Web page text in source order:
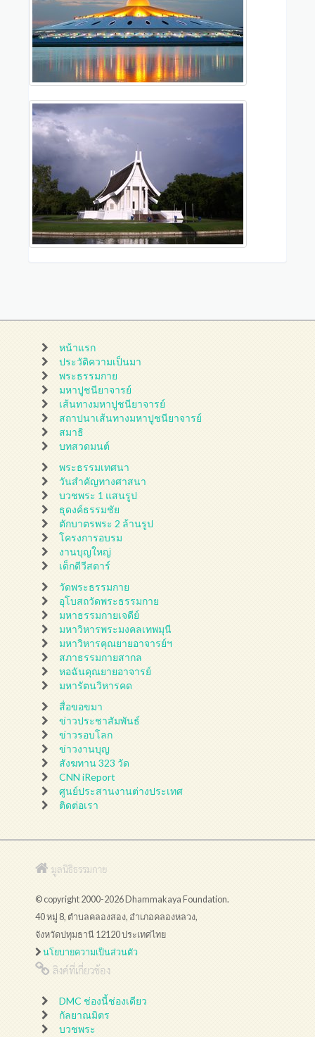
หน้าแรก
ประวัติความเป็นมา
พระธรรมกาย
มหาปูชนียาจารย์
เส้นทางมหาปูชนียาจารย์
สถาปนาเส้นทางมหาปูชนียาจารย์
สมาธิ
บทสวดมนต์
พระธรรมเทศนา
วันสำคัญทางศาสนา
บวชพระ 1 แสนรูป
ธุดงค์ธรรมชัย
ตักบาตรพระ 2 ล้านรูป
โครงการอบรม
งานบุญใหญ่
เด็กดีวีสตาร์
วัดพระธรรมกาย
อุโบสถวัดพระธรรมกาย
มหาธรรมกายเจดีย์
มหาวิหารพระมงคลเทพมุนี
มหาวิหารคุณยายอาจารย์ฯ
สภาธรรมกายสากล
หอฉันคุณยายอาจารย์
มหารัตนวิหารคด
สื่อขอขมา
ข่าวประชาสัมพันธ์
ข่าวรอบโลก
ข่าวงานบุญ
สังฆทาน 323 วัด
CNN iReport
ศูนย์ประสานงานต่างประเทศ
ติดต่อเรา
มูลนิธิธรรมกาย
© copyright 2000-2026 Dhammakaya Foundation.
40 หมู่ 8, ตำบลคลองสอง, อำเภอคลองหลวง,
จังหวัดปทุมธานี 12120 ประเทศไทย
นโยบายความเป็นส่วนตัว
ลิงค์ที่เกี่ยวข้อง
DMC ช่องนี้ช่องเดียว
กัลยาณมิตร
บวชพระ